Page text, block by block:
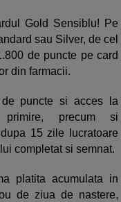
Gold Sensiblu! Pe
sau Silver, de cel
de puncte pe card
din farmacii.
puncte si acces la
precum si
15 zile lucratoare
completat si semnat.
platita acumulata in
de ziua de nastere,